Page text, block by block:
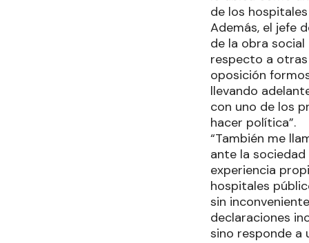
de los
Además, el jefe
de la obra
respecto a
oposición
llevando
con uno de los
hacer política”.
“También me
ante la
experiencia
hospitales
sin
declaraciones
sino responde a